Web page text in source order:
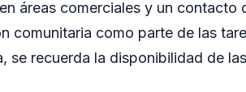
áreas comerciales y un contacto
comunitaria como parte de las
recuerda la disponibilidad de las